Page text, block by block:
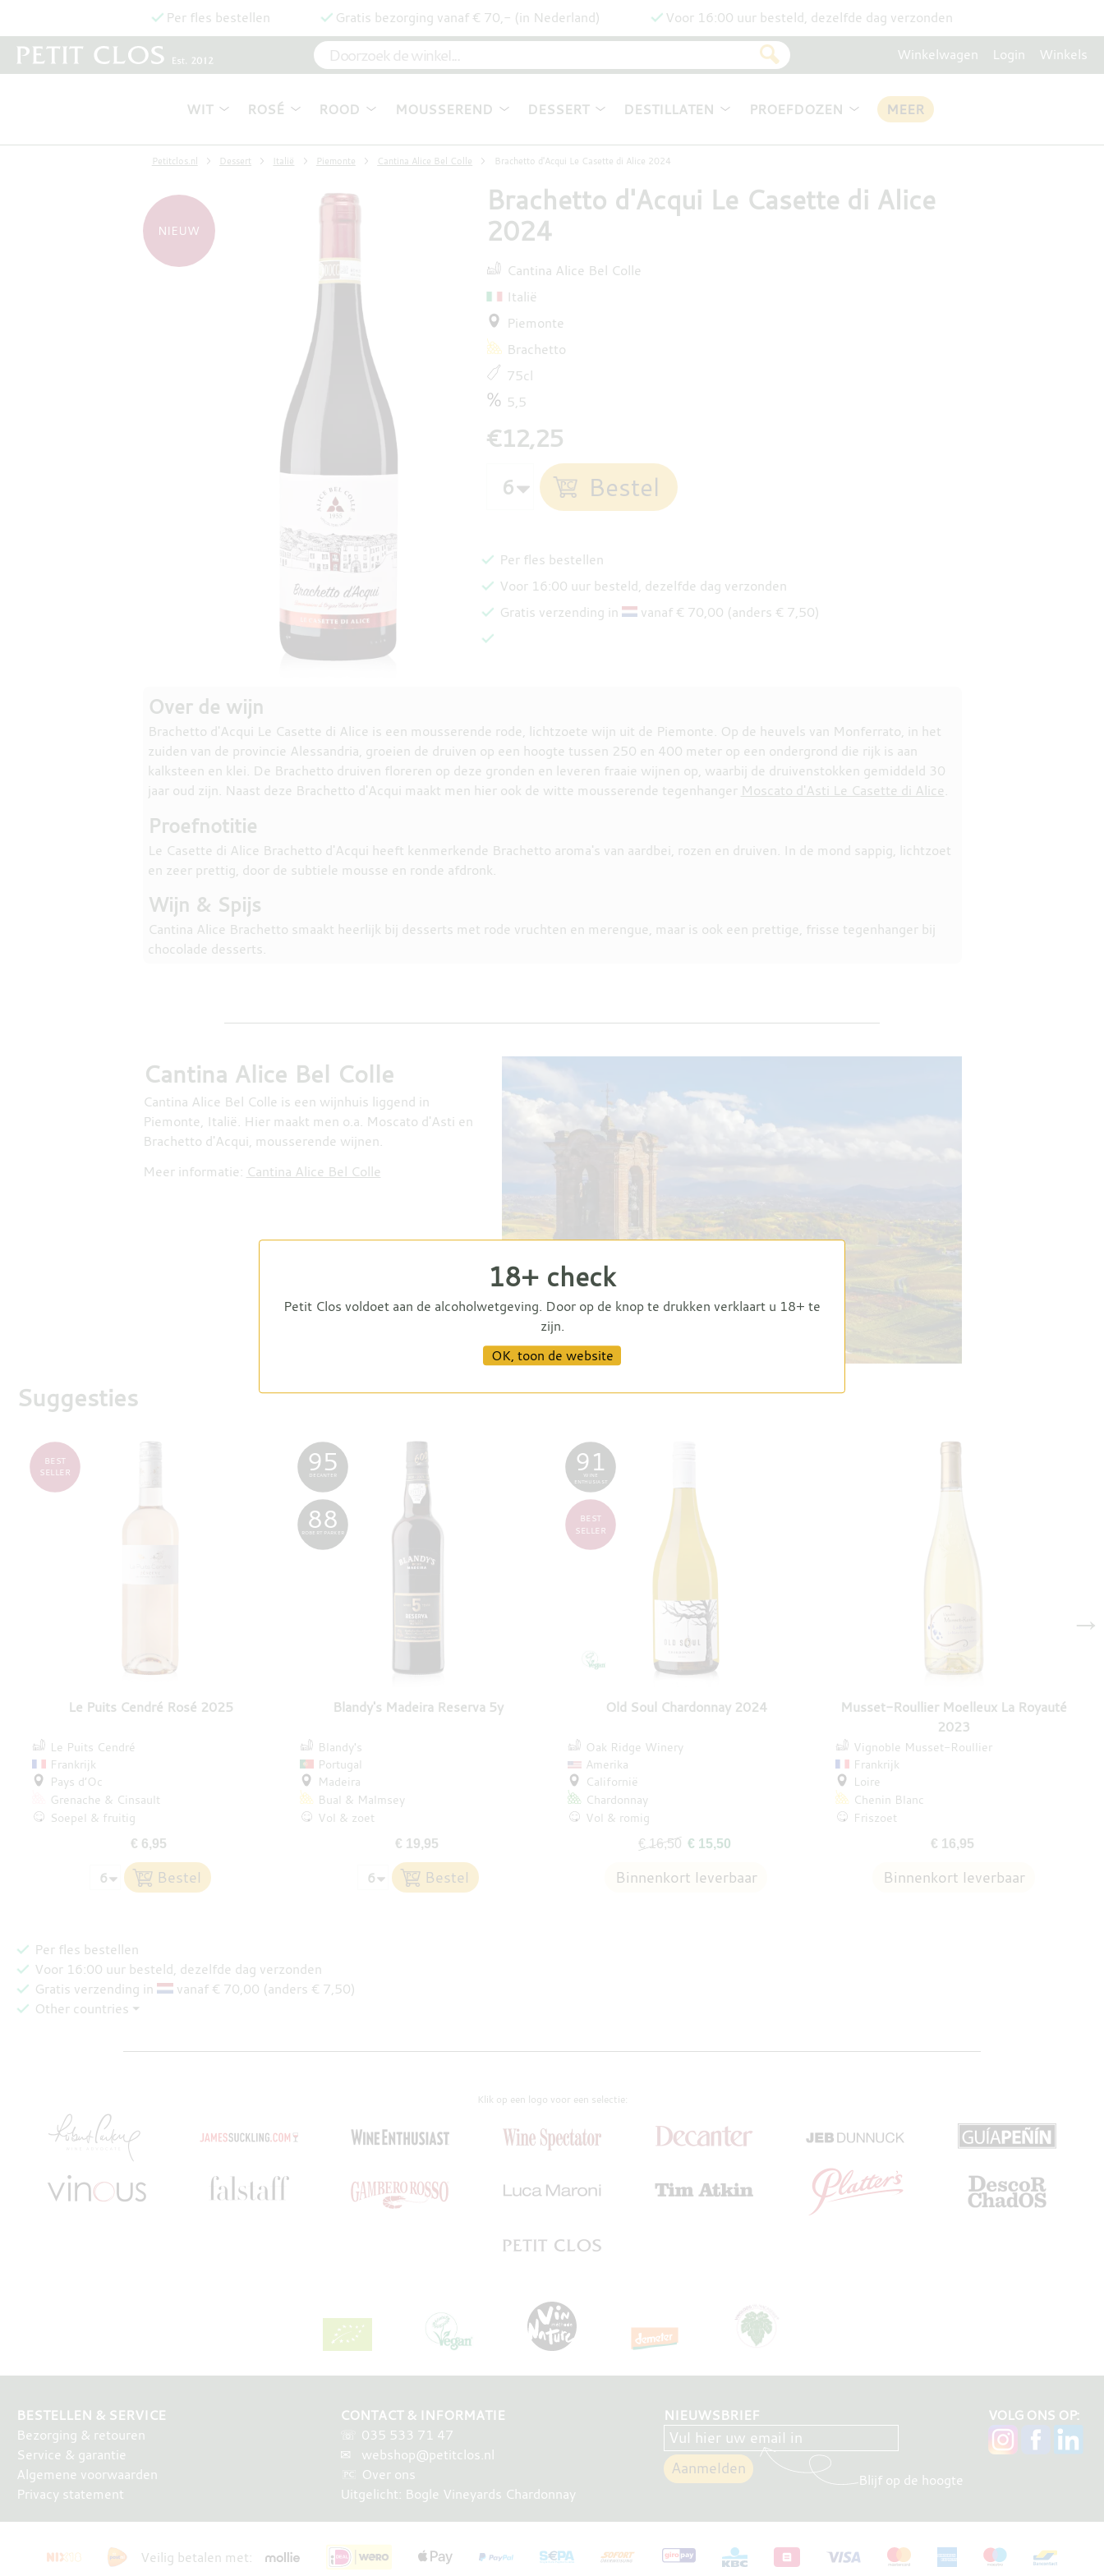
Per fles bestellen Gratis bezorging vanaf € 70,- (in Nederland) Voor 16:00 uur besteld, dezelfde dag verzonden
Winkelwagen Login Winkels
WIT ROSÉ ROOD MOUSSEREND DESSERT DESTILLATEN PROEFDOZEN MEER
Petitclos.nl Dessert Italië Piemonte Cantina Alice Bel Colle Brachetto d'Acqui Le Casette di Alice 2024
NIEUW
Brachetto d'Acqui Le Casette di Alice
2024
Cantina Alice Bel Colle
Italië
Piemonte
Brachetto
75cl
5,5
€12,25
Per fles bestellen
Voor 16:00 uur besteld, dezelfde dag verzonden
Gratis verzending in
vanaf € 70,00 (anders € 7,50)
Over de wijn
Brachetto d'Acqui Le Casette di Alice is een mousserende rode, lichtzoete wijn uit de Piemonte. Op de heuvels van Monferrato, in het
zuiden van de provincie Alessandria, groeien de druiven op een hoogte tussen 250 en 400 meter op een ondergrond die rijk is aan
kalksteen en klei. De Brachetto druiven floreren op deze gronden en leveren fraaie wijnen op, waarbij de druivenstokken gemiddeld 30
jaar oud zijn. Naast deze Brachetto d'Acqui maakt men hier ook de witte mousserende tegenhanger Moscato d'Asti Le Casette di Alice.
Proefnotitie
Le Casette di Alice Brachetto d'Acqui heeft kenmerkende Brachetto aroma's van aardbei, rozen en druiven. In de mond sappig, lichtzoet
en zeer prettig, door de subtiele mousse en ronde afdronk.
Wijn & Spijs
Cantina Alice Brachetto smaakt heerlijk bij desserts met rode vruchten en merengue, maar is ook een prettige, frisse tegenhanger bij
chocolade desserts.
Cantina Alice Bel Colle
Cantina Alice Bel Colle is een wijnhuis liggend in
Piemonte, Italië. Hier maakt men o.a. Moscato d'Asti en
Brachetto d'Acqui, mousserende wijnen.
Meer informatie: Cantina Alice Bel Colle
Suggesties
→
Le Puits Cendré Rosé 2025
BEST
SELLER
Le Puits Cendré
Frankrijk
Pays d’Oc
Grenache
Cinsault
Soepel & fruitig
€ 6,95
Blandy's Madeira Reserva 5y
95
DECANTER
88
ROBERT PARKER
Blandy's
Portugal
Madeira
Bual
Malmsey
Vol & zoet
€ 19,95
Old Soul Chardonnay 2024
91
WINE
ENTHUSIAST
BEST
SELLER
Oak Ridge Winery
Amerika
Californië
Chardonnay
Vol & romig
€ 16,50 € 15,50
Musset-Roullier Moelleux La Royauté
2023
Vignoble Musset-Roullier
Frankrijk
Loire
Chenin Blanc
Friszoet
€ 16,95
Per fles bestellen
Voor 16:00 uur besteld, dezelfde dag verzonden
Gratis verzending in
vanaf € 70,00 (anders € 7,50)
Other countries ⏷
Klik op een logo voor een selectie:
BESTELLEN & SERVICE
Bezorging & retouren
Service & garantie
Algemene voorwaarden
Privacy statement
CONTACT & INFORMATIE
☏
035 533 71 47
✉
webshop@petitclos.nl
Over ons
Uitgelicht: Bogle Vineyards Chardonnay
NIEUWSBRIEF
Blijf op de hoogte
VOLG ONS OP:
Veilig betalen met:
18+ check
Petit Clos voldoet aan de alcoholwetgeving. Door op de knop te drukken verklaart u 18+ te
zijn.
OK, toon de website